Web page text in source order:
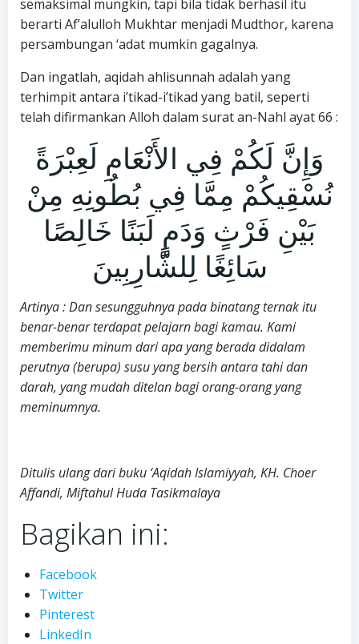
semaksimal mungkin, tapi bila tidak berhasil itu
berarti Af’alulloh Mukhtar menjadi Mudthor, karena
persambungan ‘adat mumkin gagalnya.
Dan ingatlah, aqidah ahlisunnah adalah yang
terhimpit antara i’tikad-i’tikad yang batil, seperti
telah difirmankan Alloh dalam surat an-Nahl ayat 66 :
وَإِنَّ لَكُمْ فِي الأَنْعَامِ لَعِبْرَةً
نُسْقِيكُمْ مِمَّا فِي بُطُونِهِ مِنْ
بَيْنِ فَرْثٍ وَدَمٍ لَبَنًا خَالِصًا
سَائِغًا لِلشَّارِبِينَ
Artinya : Dan sesungguhnya pada binatang ternak itu
benar-benar terdapat pelajarn bagi kamau. Kami
memberimu minum dari apa yang berada didalam
perutnya (berupa) susu yang bersih antara tahi dan
darah, yang mudah ditelan bagi orang-orang yang
meminumnya.
Ditulis ulang dari buku ‘Aqidah Islamiyyah, KH. Choer
Affandi, Miftahul Huda Tasikmalaya
Bagikan ini:
Facebook
Twitter
Pinterest
LinkedIn